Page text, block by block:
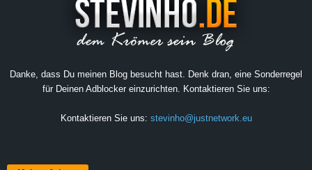
Danke, dass Du meinen Blog besucht hast. Denk dran, eine Sonderregel
für Deinen Adblocker einzurichten. Kontaktieren Sie uns:
Kontaktieren Sie uns: stevinho@justnetwork.eu